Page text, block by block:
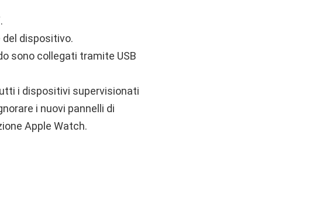
del dispositivo.
sono collegati tramite USB
i dispositivi supervisionati
i nuovi pannelli di
Apple Watch.